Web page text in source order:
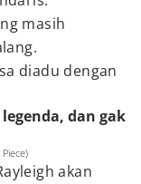
masih
diadu dengan
dan gak
akan